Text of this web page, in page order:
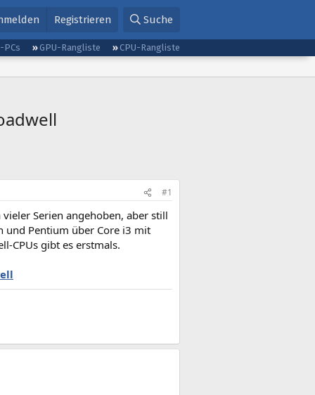
Registrieren Suche
PCs GPU-Rangliste
CPU-Rangliste
#1
Serien angehoben, aber still
und Pentium über Core i3 mit
CPUs gibt es erstmals.